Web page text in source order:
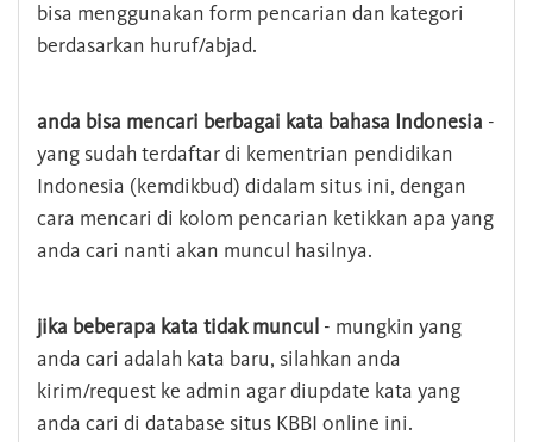
bisa menggunakan form pencarian dan kategori
berdasarkan huruf/abjad.
anda bisa mencari berbagai kata bahasa Indonesia -
yang sudah terdaftar di kementrian pendidikan
Indonesia (kemdikbud) didalam situs ini, dengan
cara mencari di kolom pencarian ketikkan apa yang
anda cari nanti akan muncul hasilnya.
jika beberapa kata tidak muncul - mungkin yang
anda cari adalah kata baru, silahkan anda
kirim/request ke admin agar diupdate kata yang
anda cari di database situs KBBI online ini.